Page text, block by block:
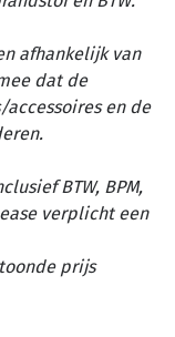
afhankelijk van
dat de
en de
BTW, BPM,
verplicht een
prijs